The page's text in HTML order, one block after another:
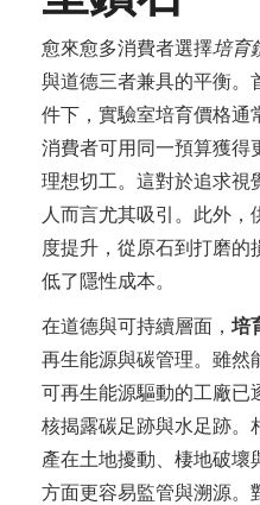
愈來愈多消費者選擇培育
與道德三者兼具的平衡。
件下，實驗室培育價格通
消費者可用同一預算獲得
理想切工。這對於追求視
人而言尤其吸引。此外，
度提升，從原石到打磨的
低了隱性成本。
在道德與可持續層面， 培
再生能源與碳管理。雖然
可再生能源驅動的工廠已
核揭露碳足跡與水足跡。
產在土地擾動、棲地破壞
方面更容易監管與溯源。